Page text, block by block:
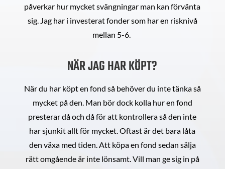
påverkar hur mycket svängningar man kan förvänta
sig. Jag har i investerat fonder som har en risknivå
mellan 5-6.
NÄR JAG HAR KÖPT?
När du har köpt en fond så behöver du inte tänka så
mycket på den. Man bör dock kolla hur en fond
presterar då och då för att kontrollera så den inte
har sjunkit allt för mycket. Oftast är det bara låta
den växa med tiden. Att köpa en fond sedan sälja
rätt omgående är inte lönsamt. Vill man ge sig in på